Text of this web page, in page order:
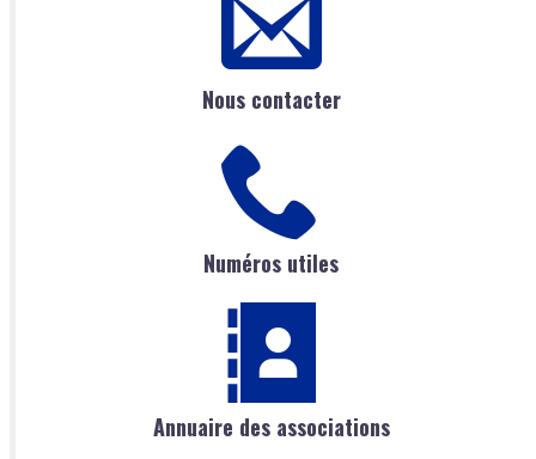
Nous contacter
Numéros utiles
Annuaire des associations